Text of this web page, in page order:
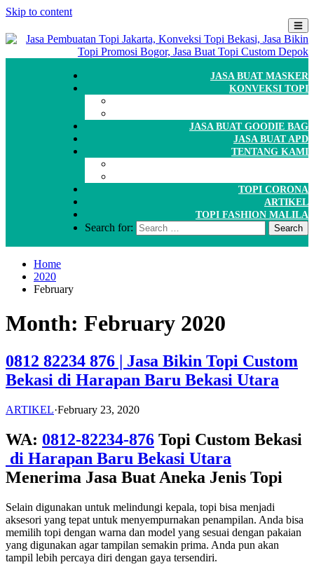
Skip to content
JASA BUAT MASKER
KONVEKSI TOPI
JASA BUAT GOODIE BAG
JASA BUAT APD
TENTANG KAMI
TOPI CORONA
ARTIKEL
TOPI FASHION MALILA
Search for:
Home
2020
February
Month: February 2020
0812 82234 876 | Jasa Bikin Topi Custom
Bekasi di Harapan Baru Bekasi Utara
ARTIKEL·February 23, 2020
WA: 0812-82234-876 Topi Custom Bekasi
di Harapan Baru Bekasi Utara
Menerima Jasa Buat Aneka Jenis Topi
Selain digunakan untuk melindungi kepala, topi bisa menjadi
aksesori yang tepat untuk menyempurnakan penampilan. Anda bisa
memilih topi dengan warna dan model yang sesuai dengan pakaian
yang digunakan agar tampilan semakin prima. Anda pun akan
tampil lebih percaya diri dengan gaya tersendiri.